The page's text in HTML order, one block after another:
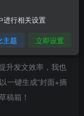
号草稿箱，全程自
升发文效率，我也
一键生成“封面+摘
稿箱！
进行相关设置
主题 立即设置